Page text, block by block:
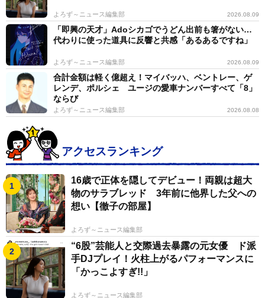
よろず～ニュース編集部 2026.08.09
「即興の天才」Adoシカゴでうどん出前も箸がない…
代わりに使った道具に反響と共感「あるあるですね」
よろず～ニュース編集部 2026.08.09
合計金額は軽く億超え！マイバッハ、ベントレー、ゲ
レンデ、ポルシェ ユージの愛車ナンバーすべて「8」
ならび
よろず～ニュース編集部 2026.08.08
アクセスランキング
16歳で正体を隠してデビュー！両親は超大
物のサラブレッド 3年前に他界した父への
想い【徹子の部屋】
よろず～ニュース編集部
“6股”芸能人と交際過去暴露の元女優 ド派
手DJプレイ！火柱上がるパフォーマンスに
「かっこよすぎ!!」
よろず～ニュース編集部